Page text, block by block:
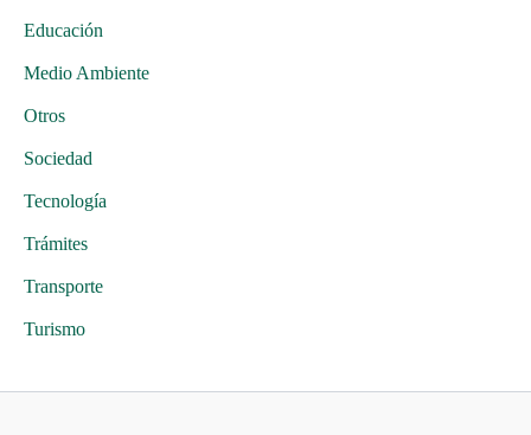
Educación
Medio Ambiente
Otros
Sociedad
Tecnología
Trámites
Transporte
Turismo